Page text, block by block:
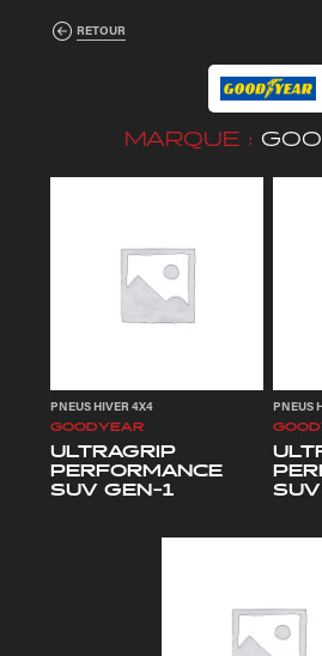
RETOUR
MARQUE :
PNEUS HIVER 4X4
GOODYEAR
ULTRAGRIP
PERFORMANCE
SUV GEN-1
PNEUS
SUV